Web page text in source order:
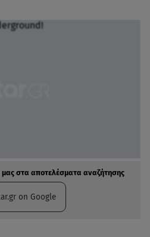
στα αποτελέσματα αναζήτησης
on Google